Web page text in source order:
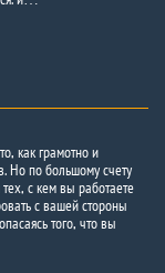
как грамотно и
Но по большому счету
с кем вы работаете
с вашей стороны
того, что вы